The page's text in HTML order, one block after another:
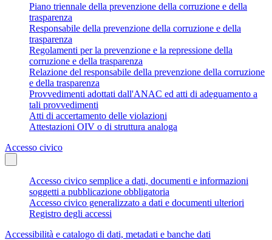
Piano triennale della prevenzione della corruzione e della
trasparenza
Responsabile della prevenzione della corruzione e della
trasparenza
Regolamenti per la prevenzione e la repressione della
corruzione e della trasparenza
Relazione del responsabile della prevenzione della corruzione
e della trasparenza
Provvedimenti adottati dall'ANAC ed atti di adeguamento a
tali provvedimenti
Atti di accertamento delle violazioni
Attestazioni OIV o di struttura analoga
Accesso civico
Accesso civico semplice a dati, documenti e informazioni
soggetti a pubblicazione obbligatoria
Accesso civico generalizzato a dati e documenti ulteriori
Registro degli accessi
Accessibilità e catalogo di dati, metadati e banche dati